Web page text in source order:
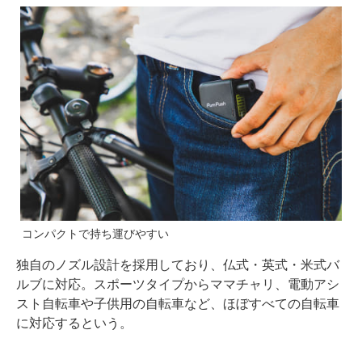
コンパクトで持ち運びやすい
独自のノズル設計を採用しており、仏式・英式・米式バ
ルブに対応。スポーツタイプからママチャリ、電動アシ
スト自転車や子供用の自転車など、ほぼすべての自転車
に対応するという。